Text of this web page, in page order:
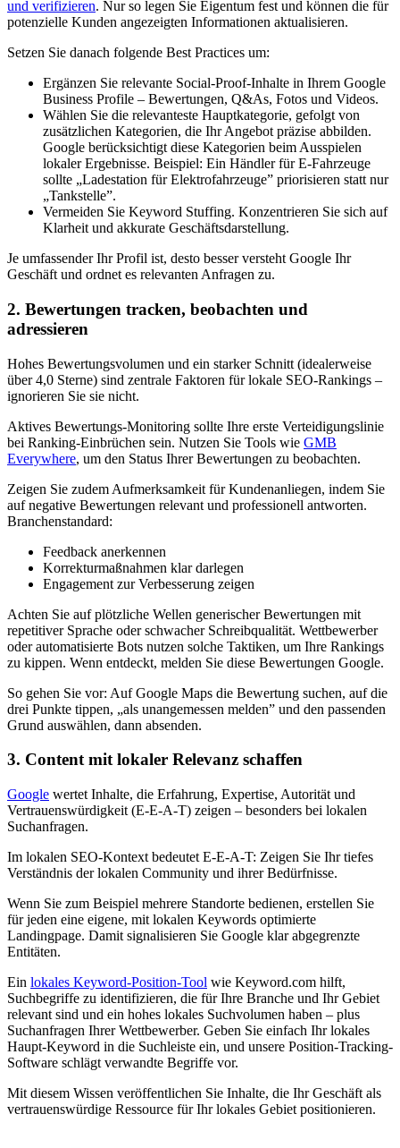
und verifizieren. Nur so legen Sie Eigentum fest und können die für
potenzielle Kunden angezeigten Informationen aktualisieren.
Setzen Sie danach folgende Best Practices um:
Ergänzen Sie relevante Social-Proof-Inhalte in Ihrem Google
Business Profile – Bewertungen, Q&As, Fotos und Videos.
Wählen Sie die relevanteste Hauptkategorie, gefolgt von
zusätzlichen Kategorien, die Ihr Angebot präzise abbilden.
Google berücksichtigt diese Kategorien beim Ausspielen
lokaler Ergebnisse. Beispiel: Ein Händler für E-Fahrzeuge
sollte „Ladestation für Elektrofahrzeuge” priorisieren statt nur
„Tankstelle”.
Vermeiden Sie Keyword Stuffing. Konzentrieren Sie sich auf
Klarheit und akkurate Geschäftsdarstellung.
Je umfassender Ihr Profil ist, desto besser versteht Google Ihr
Geschäft und ordnet es relevanten Anfragen zu.
2. Bewertungen tracken, beobachten und
adressieren
Hohes Bewertungsvolumen und ein starker Schnitt (idealerweise
über 4,0 Sterne) sind zentrale Faktoren für lokale SEO-Rankings –
ignorieren Sie sie nicht.
Aktives Bewertungs-Monitoring sollte Ihre erste Verteidigungslinie
bei Ranking-Einbrüchen sein. Nutzen Sie Tools wie GMB
Everywhere, um den Status Ihrer Bewertungen zu beobachten.
Zeigen Sie zudem Aufmerksamkeit für Kundenanliegen, indem Sie
auf negative Bewertungen relevant und professionell antworten.
Branchenstandard:
Feedback anerkennen
Korrekturmaßnahmen klar darlegen
Engagement zur Verbesserung zeigen
Achten Sie auf plötzliche Wellen generischer Bewertungen mit
repetitiver Sprache oder schwacher Schreibqualität. Wettbewerber
oder automatisierte Bots nutzen solche Taktiken, um Ihre Rankings
zu kippen. Wenn entdeckt, melden Sie diese Bewertungen Google.
So gehen Sie vor: Auf Google Maps die Bewertung suchen, auf die
drei Punkte tippen, „als unangemessen melden” und den passenden
Grund auswählen, dann absenden.
3. Content mit lokaler Relevanz schaffen
Google wertet Inhalte, die Erfahrung, Expertise, Autorität und
Vertrauenswürdigkeit (E-E-A-T) zeigen – besonders bei lokalen
Suchanfragen.
Im lokalen SEO-Kontext bedeutet E-E-A-T: Zeigen Sie Ihr tiefes
Verständnis der lokalen Community und ihrer Bedürfnisse.
Wenn Sie zum Beispiel mehrere Standorte bedienen, erstellen Sie
für jeden eine eigene, mit lokalen Keywords optimierte
Landingpage. Damit signalisieren Sie Google klar abgegrenzte
Entitäten.
Ein lokales Keyword-Position-Tool wie Keyword.com hilft,
Suchbegriffe zu identifizieren, die für Ihre Branche und Ihr Gebiet
relevant sind und ein hohes lokales Suchvolumen haben – plus
Suchanfragen Ihrer Wettbewerber. Geben Sie einfach Ihr lokales
Haupt-Keyword in die Suchleiste ein, und unsere Position-Tracking-
Software schlägt verwandte Begriffe vor.
Mit diesem Wissen veröffentlichen Sie Inhalte, die Ihr Geschäft als
vertrauenswürdige Ressource für Ihr lokales Gebiet positionieren.